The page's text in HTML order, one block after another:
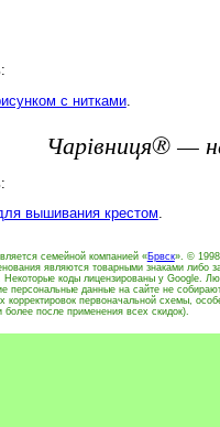
с нитками.
Чарівниця® —
вышивания крестом.
семейной компанией «Брвск». ©
являются товарными знаками либо
Некоторые коды лицензированы у Google.
персональные данные на сайте не
первоначальной схемы,
после применения всех скидок).